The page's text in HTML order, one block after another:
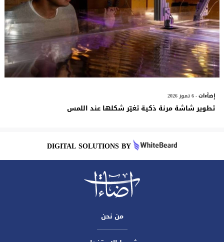
إضآءات- 6 تموز 2026
تطوير شاشة مرنة ذكية تغيّر شكلها عند اللمس
DIGITAL SOLUTIONS BY
من نحن